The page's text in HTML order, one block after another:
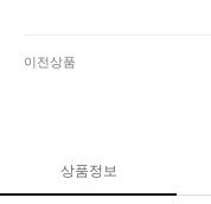
이전상품
상품정보